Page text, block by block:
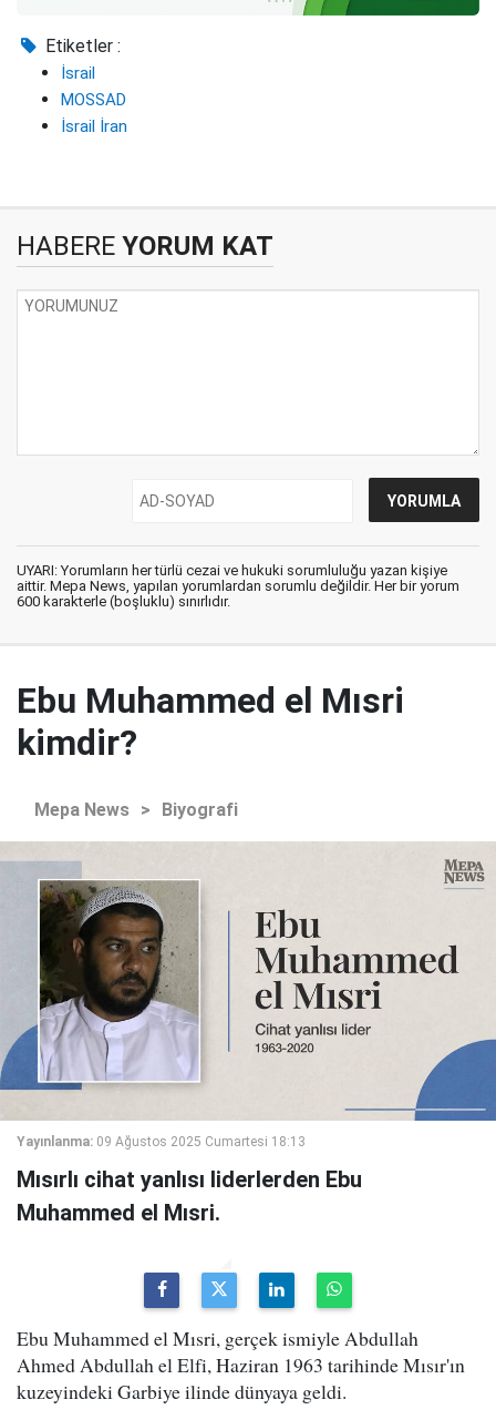
Etiketler :
İsrail
MOSSAD
İsrail İran
HABERE YORUM KAT
UYARI: Yorumların her türlü cezai ve hukuki sorumluluğu yazan kişiye
aittir. Mepa News, yapılan yorumlardan sorumlu değildir. Her bir yorum
600 karakterle (boşluklu) sınırlıdır.
Ebu Muhammed el Mısri
kimdir?
Mepa News > Biyografi
Yayınlanma: 09 Ağustos 2025 Cumartesi 18:13
Mısırlı cihat yanlısı liderlerden Ebu
Muhammed el Mısri.
Ebu Muhammed el Mısri, gerçek ismiyle Abdullah
Ahmed Abdullah el Elfi, Haziran 1963 tarihinde Mısır'ın
kuzeyindeki Garbiye ilinde dünyaya geldi.